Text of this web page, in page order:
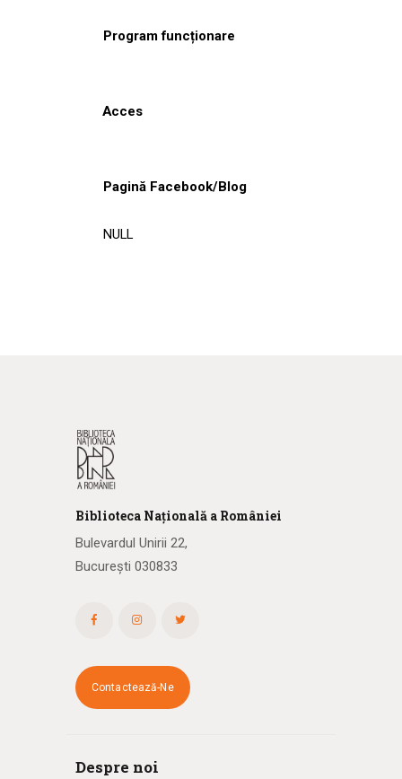
Program funcționare
Acces
Pagină Facebook/Blog
NULL
Biblioteca Națională a României
Bulevardul Unirii 22,
București 030833
Contactează-Ne
Despre noi